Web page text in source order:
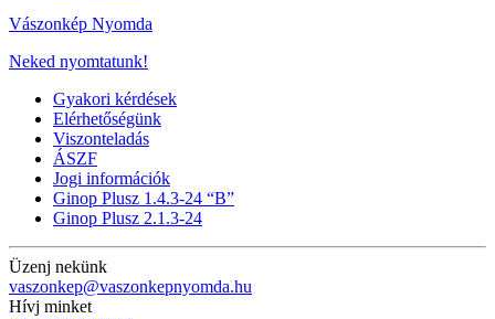
Vászonkép Nyomda
Neked nyomtatunk!
Gyakori kérdések
Elérhetőségünk
Viszonteladás
ÁSZF
Jogi információk
Ginop Plusz 1.4.3-24 “B”
Ginop Plusz 2.1.3-24
Üzenj nekünk
vaszonkep@vaszonkepnyomda.hu
Hívj minket